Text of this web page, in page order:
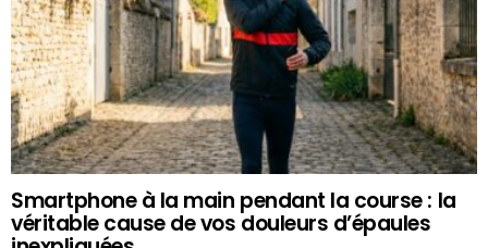
Smartphone à la main pendant la course : la
véritable cause de vos douleurs d’épaules